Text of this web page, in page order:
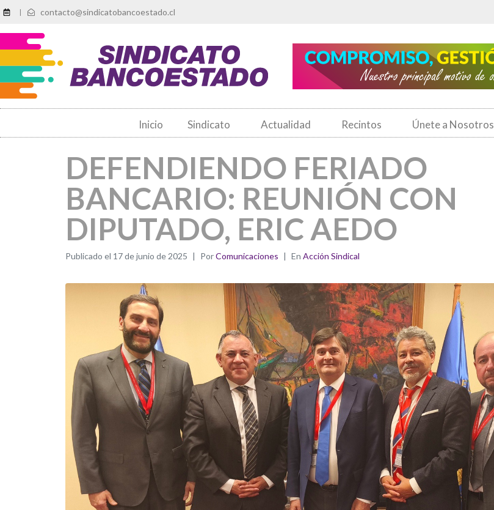
| contacto@sindicatobancoestado.cl
Inicio Sindicato Actualidad Recintos Únete a Nosotros
DEFENDIENDO FERIADO
BANCARIO: REUNIÓN CON
DIPUTADO, ERIC AEDO
Publicado el 17 de junio de 2025 PorComunicaciones En Acción Sindical